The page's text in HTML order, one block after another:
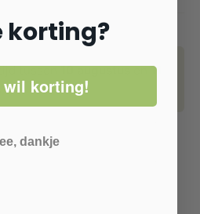
tussen10 augustusen11
korting?
wil korting!
dankje